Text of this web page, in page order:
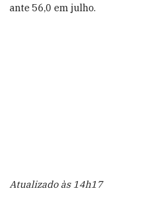
ante 56,0 em julho.
Atualizado às 14h17